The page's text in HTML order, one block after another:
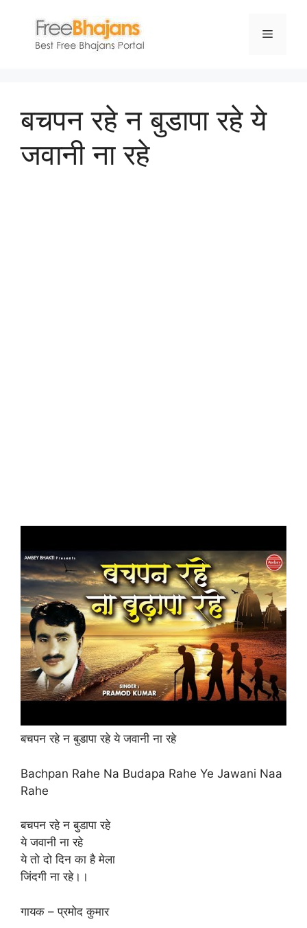
content
Menu
बचपन रहे न बुडापा रहे ये
जवानी ना रहे
बचपन रहे न बुडापा रहे ये जवानी ना रहे
Bachpan Rahe Na Budapa Rahe Ye Jawani Naa
Rahe
बचपन रहे न बुडापा रहे
ये जवानी ना रहे
ये तो दो दिन का है मेला
जिंदगी ना रहे।।
गायक – प्रमोद कुमार